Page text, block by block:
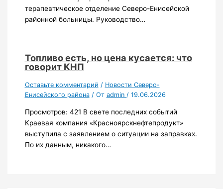
терапевтическое отделение Северо-Енисейской
районной больницы. Руководство…
Топливо есть, но цена кусается: что
говорит КНП
Оставьте комментарий / Новости Северо-
Енисейского района/ От admin / 19.06.2026
Просмотров: 421 В свете последних событий
Краевая компания «Красноярскнефтепродукт»
выступила с заявлением о ситуации на заправках.
По их данным, никакого…